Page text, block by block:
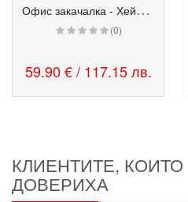
О
фис закачалка - Хейло черна
(0)
59.90 € / 117.15 лв.
КЛИЕНТИТЕ,
ДОВЕРИХА